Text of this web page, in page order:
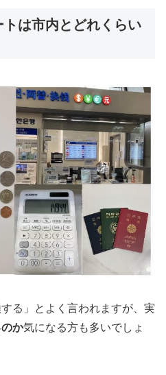
は市内とどれくらい
る」とよく言われますが、実
か気になる方も多いでしょ